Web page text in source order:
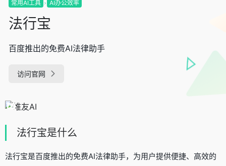
常用AI工具 AI办公效率
法行宝
百度推出的免费AI法律助手
访问官网
法行宝是什么
法行宝是百度推出的免费AI法律助手，为用户提供便捷、高效的